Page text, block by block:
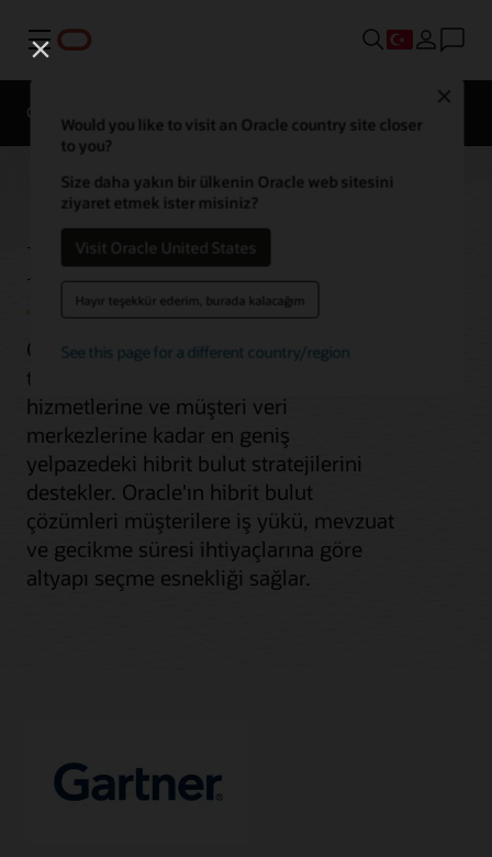
Menü
Would you like to visit an Oracle country site closer
to you?
Size daha yakın bir ülkenin Oracle web sitesini
ziyaret etmek ister misiniz?
Visit Oracle United States
Hayır teşekkür ederim, burada kalacağım
See this page for a different country/region
Genel Bakış
Hibrit Bulut
Oracle Cloud Infrastructure (OCI), uçtaki
taşınabilir cihazlardan bulut
hizmetlerine ve müşteri veri
merkezlerine kadar en geniş
yelpazedeki hibrit bulut stratejilerini
destekler. Oracle'ın hibrit bulut
çözümleri müşterilere iş yükü, mevzuat
ve gecikme süresi ihtiyaçlarına göre
altyapı seçme esnekliği sağlar.